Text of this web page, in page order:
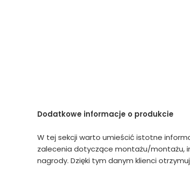
Dodatkowe informacje o produkcie
W tej sekcji warto umieścić istotne
zalecenia dotyczące montażu/montażu,
nagrody. Dzięki tym danym klienci